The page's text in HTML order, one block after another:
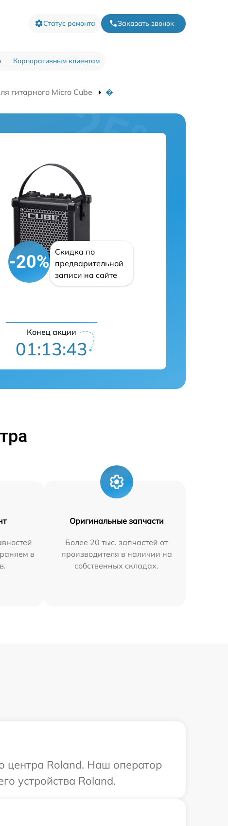
Статус ремонта Заказать звонок
Корпоративным клиентам
гитарного Micro Cube �
-20%
Скидка по
предварительной
записи на сайте
Конец акции
01:13:42
в
Оригинальные запчасти
Более 20 тыс. запчастей от
производителя в наличии на
собственных складах.
центра Roland. Наш оператор
устройства Roland.